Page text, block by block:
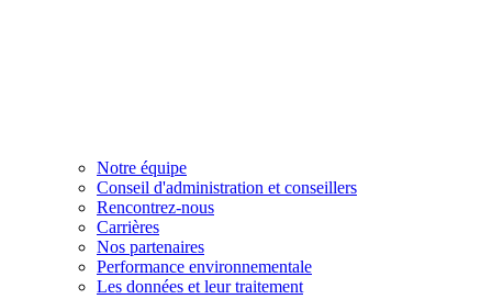
Notre équipe
Conseil d'administration et conseillers
Rencontrez-nous
Carrières
Nos partenaires
Performance environnementale
Les données et leur traitement